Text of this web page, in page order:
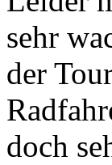
sehr
der
doch